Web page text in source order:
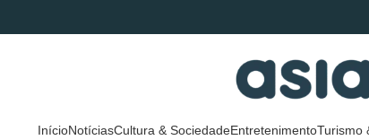
InícioNotíciasCultura & SociedadeEntretenimentoTurismo